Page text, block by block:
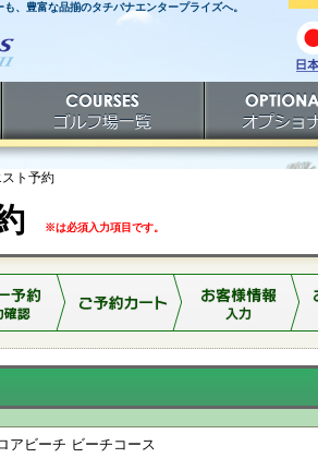
、豊富な品揃のタチバナエンタープライズへ。
日
語
ゴルフ場一覧 オプショナルツ
スト予約
※は必須入力項目です。
アビーチ ビーチコース